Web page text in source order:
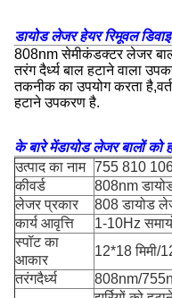
डायोड लेजर हेयर रिमूवल
808nm सेमीकंडक्टर लेजर
तरंग दैर्ध्य बाल हटाने वाला
तकनीक का उपयोग करता
हटाने उपकरण है.
के बारे मेंडायोड लेजर बालों को
उत्पाद का नाम 755 810
कीवर्ड
808nm
लेजर प्रकार
808 डायोड
कार्य आवृत्ति
1-10Hz
स्पॉट का
आकार
12*18 मिमी/
तरंगदैर्ध्य
808nm/